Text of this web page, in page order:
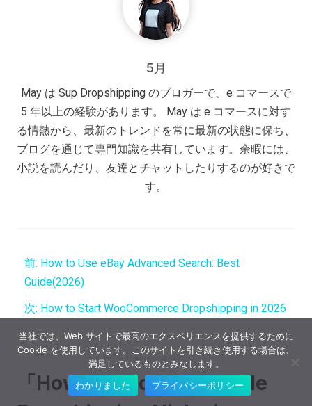
5月
May は Sup Dropshipping のブロガーで、e コマースで
5 年以上の経験があります。 May は e コマースに対す
る情熱から、最新のトレンドを常に最新の状態に保ち、
ブログを通じて専門知識を共有しています。余暇には、
小説を読んだり、友達とチャットしたりするのが好きで
す。
前: How to Use eBay Advanced Search: Best
Guide(2026)
次: How to Start WooCommerce Dropshipping in 2026
「How to Find a Profitable
当社では、Web サイトで最高のエクスペリエンスを提供するために
Cookie を使用しています。このサイトを引き続き使用する場合は、
満足しているものとみなします。
わかりました
プライバシーポリシー